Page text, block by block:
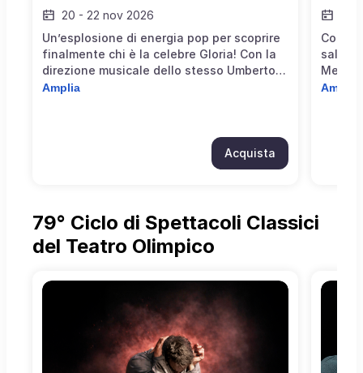
20 - 22 nov 2026
Un’esplosione di energia pop per scoprire
finalmente chi è la celebre Gloria! Con la
direzione musicale dello stesso Umberto
Tozzi, un musical travolgente e
internazionale dove anche il pubblico è
Amplia
Acquista
Cosa
sala si
vivo vi
Amplia
79° Ciclo di Spettacoli Classici
del Teatro Olimpico